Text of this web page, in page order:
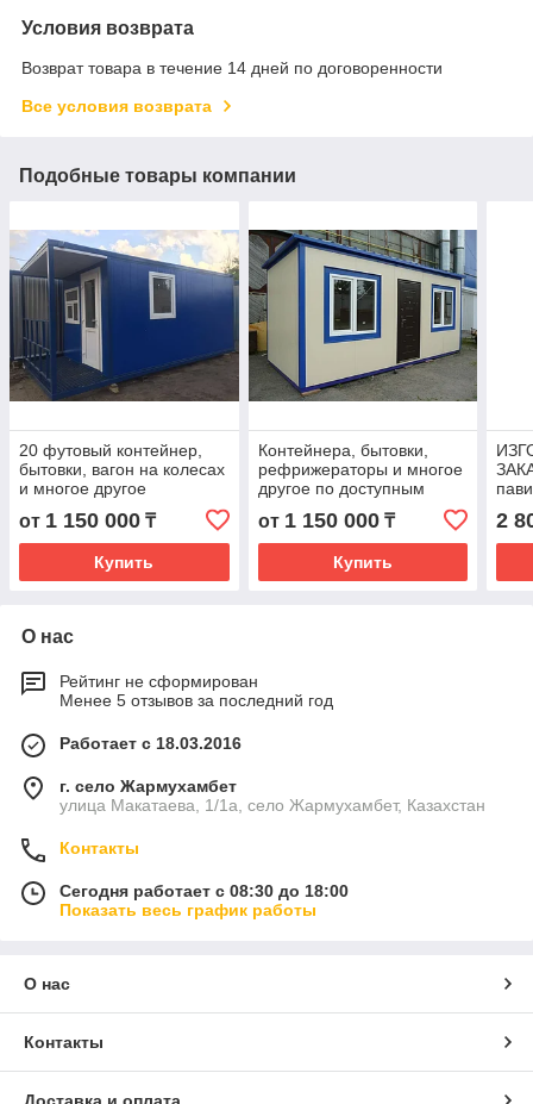
Условия возврата
Возврат товара в течение 14 дней по договоренности
Все условия возврата
Подобные товары компании
20 футовый контейнер,
бытовки, вагон на колесах
и многое другое
от 1 150 000 ₸
Купить
Контейнера, бытовки,
рефрижераторы и многое
другое по доступным
от 1 150 000₸
Купить
2
О нас
Рейтинг не сформирован
Менее 5 отзывов за последний год
Работает с 18.03.2016
г. село Жармухамбет
улица Макатаева, 1/1а, село Жармухамбет, Казахстан
Контакты
Сегодня работает с 08:30 до 18:00
Показать весь график работы
О нас
Контакты